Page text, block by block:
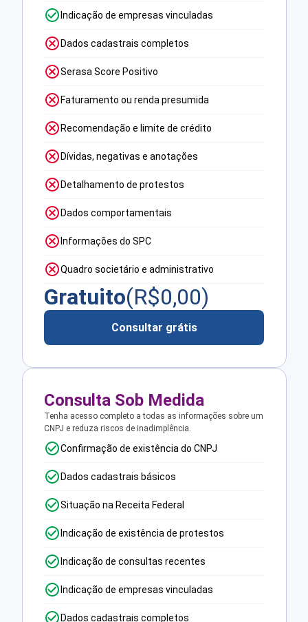
Indicação de empresas vinculadas
Dados cadastrais completos
Serasa Score Positivo
Faturamento ou renda presumida
Recomendação e limite de crédito
Dívidas, negativas e anotações
Detalhamento de protestos
Dados comportamentais
Informações do SPC
Quadro societário e administrativo
Gratuito(R$0,00)
Consultar grátis
Consulta Sob Medida
Tenha acesso completo a todas as informações sobre um
CNPJ e reduza riscos de inadimplência.
Confirmação de existência do CNPJ
Dados cadastrais básicos
Situação na Receita Federal
Indicação de existência de protestos
Indicação de consultas recentes
Indicação de empresas vinculadas
Dados cadastrais completos